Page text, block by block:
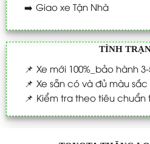
➡️ Giao xe Tận Nhà
TÌNH
📌 Xe mới 100%_bảo hành
📌 Xe sẵn có và đủ màu sắc
📌 Kiểm tra theo tiêu chuẩn